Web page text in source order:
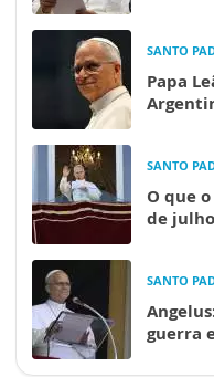
SANTO
Papa
SANTO
O que
de
SANTO
guerra